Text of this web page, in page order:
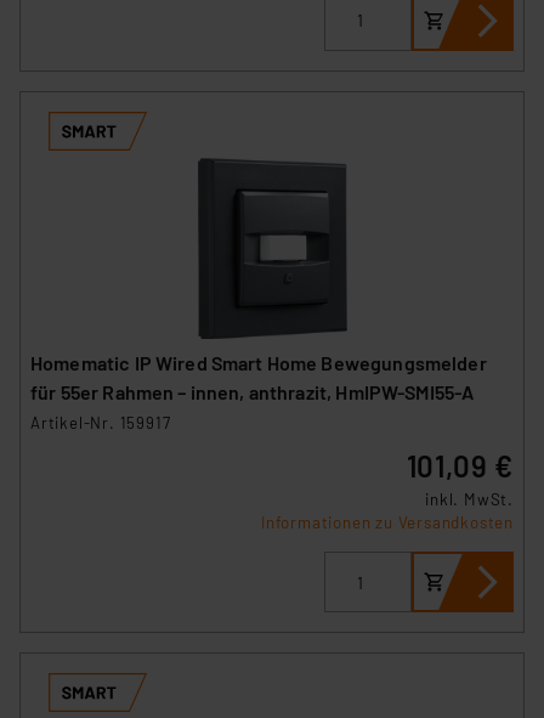
Homematic IP Wired Smart Home Bewegungsmelder
für 55er Rahmen – innen, anthrazit, HmIPW-SMI55-A
Artikel-Nr. 159917
101,09 €
inkl. MwSt.
Informationen zu Versandkosten